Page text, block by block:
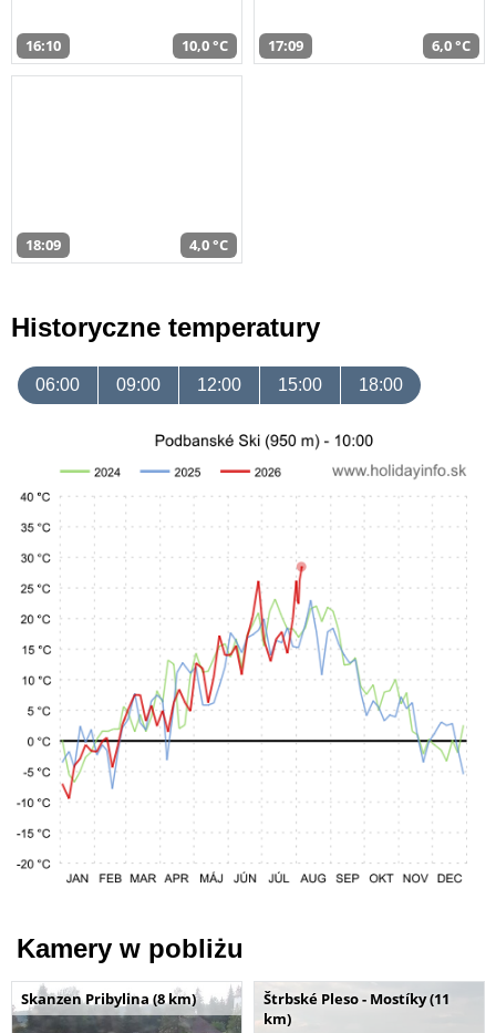
16:10 10,0 °C 17:09 6,0 °C
18:09 4,0 °C
Historyczne temperatury
06:00 09:00 12:00 15:00 18:00
Kamery w pobliżu
Skanzen Pribylina (8 km)
Štrbské Pleso - Mostíky (11
km)